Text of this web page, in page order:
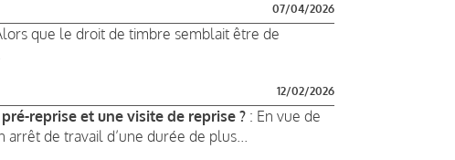
07/04/2026
que le droit de timbre semblait être de
12/02/2026
reprise et une visite de reprise ? : En vue de
de travail d’une durée de plus...